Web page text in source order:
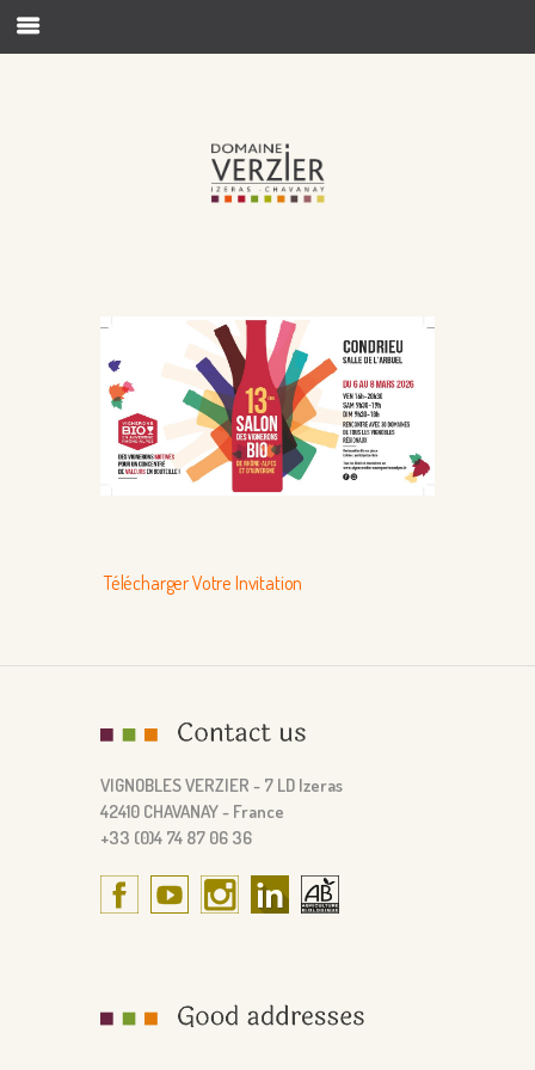
Télécharger Votre Invitation
VIGNOBLES VERZIER - 7 LD Izeras
42410 CHAVANAY - France
+33 (0)4 74 87 06 36